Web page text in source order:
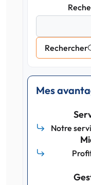
Rechercher
Mes
Notre